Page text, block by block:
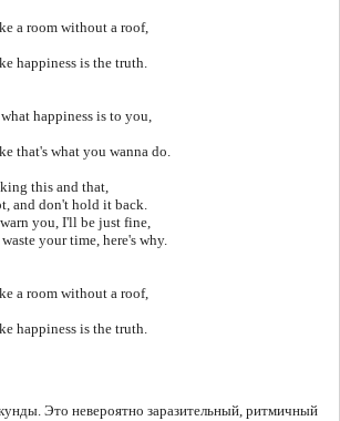
a room without a roof,
happiness is the truth.
happiness is to you,
that's what you wanna do.
this and that,
and don't hold it back.
you, I'll be just fine,
your time, here's why.
a room without a roof,
happiness is the truth.
Это невероятно заразительный, ритмичный